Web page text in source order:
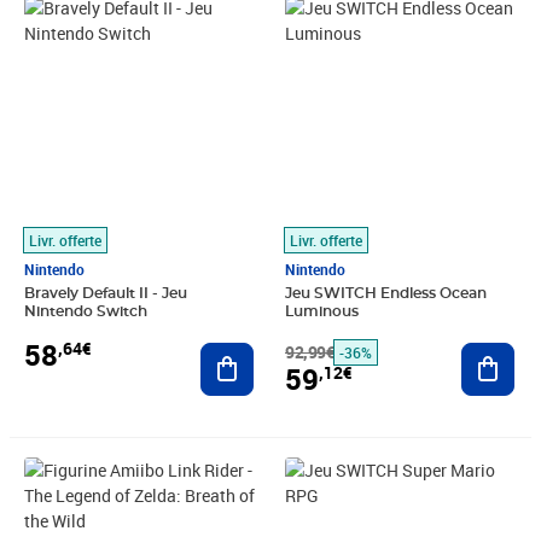
Livr. offerte
Nintendo
Bravely Default II - Jeu
Nintendo Switch
58,64€
Prix 58,64€
Ajouter au panier
Livr. offerte
Nintendo
Jeu SWITCH Endless Ocean
Luminous
92,99€
Prix barré 92,99€
-36%
59,12€
Prix 59,12€
Prix 59,41€ Prix 59,93€